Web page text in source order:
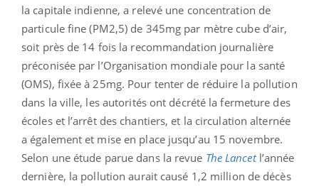
la capitale indienne, a relevé une concentration de
particule fine (PM2,5) de 345mg par mètre cube d’air,
soit près de 14 fois la recommandation journalière
préconisée par l’Organisation mondiale pour la santé
(OMS), fixée à 25mg. Pour tenter de réduire la pollution
dans la ville, les autorités ont décrété la fermeture des
écoles et l’arrêt des chantiers, et la circulation alternée
a également et mise en place jusqu’au 15 novembre.
Selon une étude parue dans la revue The Lancetl’année
dernière, la pollution aurait causé 1,2 million de décès